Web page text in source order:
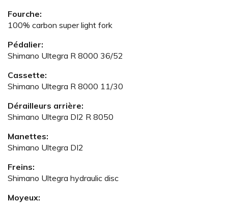
Fourche:
100% carbon super light fork
Pédalier:
Shimano Ultegra R 8000 36/52
Cassette:
Shimano Ultegra R 8000 11/30
Dérailleurs arrière:
Shimano Ultegra DI2 R 8050
Manettes:
Shimano Ultegra DI2
Freins:
Shimano Ultegra hydraulic disc
Moyeux: